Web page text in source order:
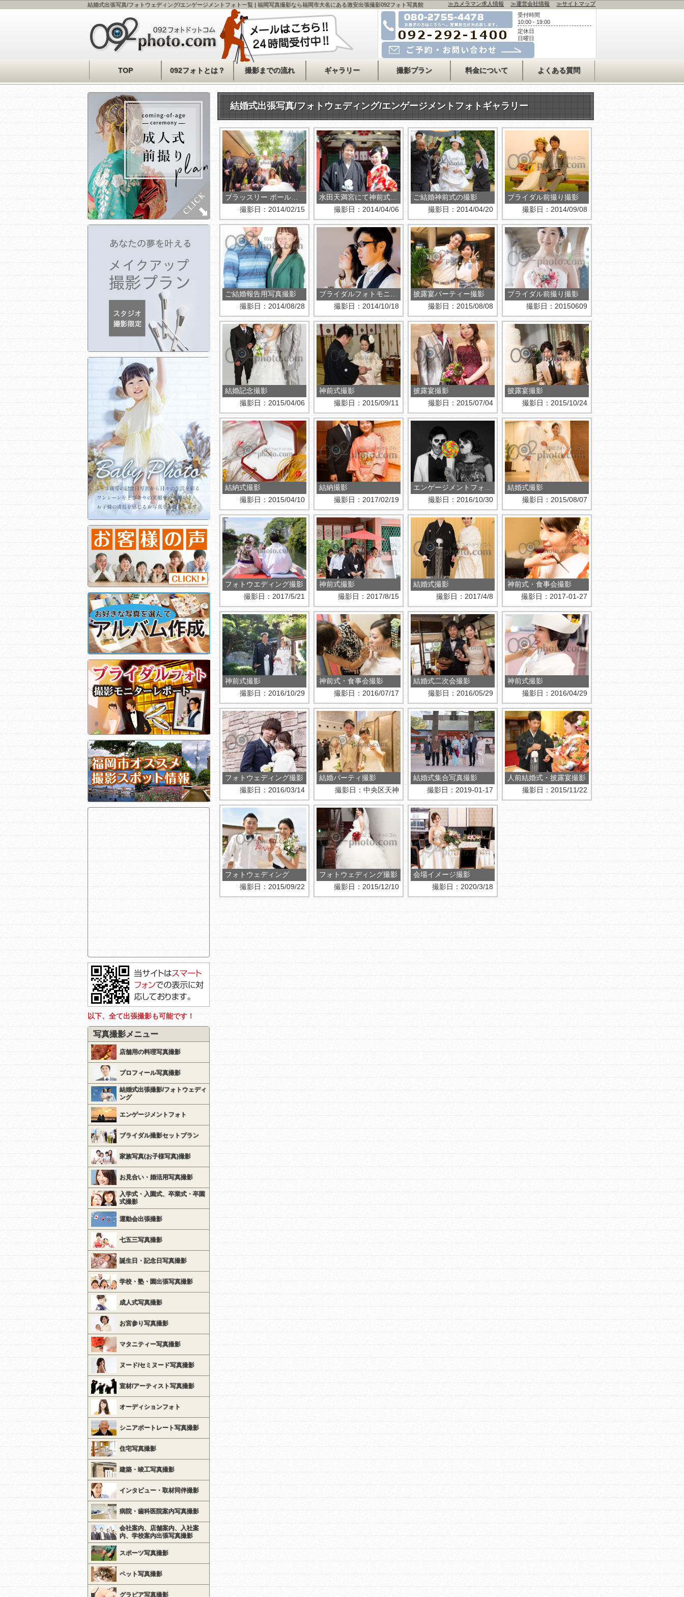
結婚式出張写真/フォトウェディング/エンゲージメントフォト一覧 | 福岡写真撮影なら福岡市大名にある激安出張撮影092フォト写真館
受付時間
10:00 - 19:00
定休日
日曜日
お急ぎの方はこちら
080-2755-4478
運営会社事務所
092-715-2525
メールでのご予約・お問い合わせはコチラ
≫カメラマン求人情報 ≫運営会社情報 ≫サイトマップ
TOP 092フォトとは？ 撮影までの流れ ギャラリー 撮影プラン 料金について よくある質問
結婚式出張写真/フォトウェディング/エンゲージメントフォトギャラリー
撮影日：2014/02/15
撮影日：2014/04/06
ご結婚神前式の撮影
撮影日：2014/04/20
ブライダル前撮り撮影
撮影日：2014/09/08
ご結婚報告用写真撮影
撮影日：2014/08/28
撮影日：2014/10/18
披露宴パーティー撮影
撮影日：2015/08/08
ブライダル前撮り撮影
撮影日：20150609
結婚記念撮影
撮影日：2015/04/06
神前式撮影
撮影日：2015/09/11
披露宴撮影
撮影日：2015/07/04
披露宴撮影
撮影日：2015/10/24
結納式撮影
撮影日：2015/04/10
結納撮影
撮影日：2017/02/19
撮影日：2016/10/30
結婚式撮影
撮影日：2015/08/07
フォトウエディング撮影
撮影日：2017/5/21
神前式撮影
撮影日：2017/8/15
結婚式撮影
撮影日：2017/4/8
神前式・食事会撮影
撮影日：2017-01-27
神前式撮影
撮影日：2016/10/29
神前式・食事会撮影
撮影日：2016/07/17
結婚式二次会撮影
撮影日：2016/05/29
神前式撮影
撮影日：2016/04/29
フォトウェディング撮影
撮影日：2016/03/14
結婚パーティ撮影
撮影日：中央区天神
結婚式集合写真撮影
撮影日：2019-01-17
人前結婚式・披露宴撮影
撮影日：2015/11/22
フォトウェディング
撮影日：2015/09/22
フォトウェディング撮影
撮影日：2015/12/10
会場イメージ撮影
撮影日：2020/3/18
以下、全て出張撮影も可能です！
写真撮影メニュー
店舗用の料理写真撮影
プロフィール写真撮影
結婚式出張撮影/フォトウェディ
ング
エンゲージメントフォト
ブライダル撮影セットプラン
家族写真(お子様写真)撮影
お見合い・婚活用写真撮影
入学式・入園式、卒業式・卒園
式撮影
運動会出張撮影
七五三写真撮影
誕生日・記念日写真撮影
学校・塾・園出張写真撮影
成人式写真撮影
お宮参り写真撮影
マタニティー写真撮影
ヌード/セミヌード写真撮影
宣材/アーティスト写真撮影
オーディションフォト
シニアポートレート写真撮影
住宅写真撮影
建築・竣工写真撮影
インタビュー・取材同伴撮影
病院・歯科医院案内写真撮影
会社案内、店舗案内、入社案
内、学校案内出張写真撮影
スポーツ写真撮影
ペット写真撮影
グラビア写真撮影